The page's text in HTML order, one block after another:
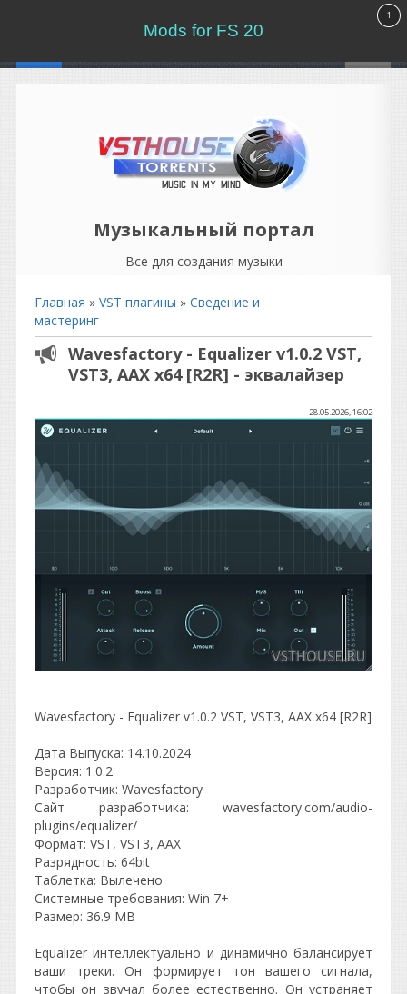
Музыкальный портал
Все для создания музыки
Главная » VST плагины » Сведение и
мастеринг
Wavesfactory - Equalizer v1.0.2 VST,
VST3, AAX х64 [R2R] - эквалайзер
28.05.2026, 16:02
Wavesfactory - Equalizer v1.0.2 VST, VST3, AAX х64 [R2R]
Дата Выпуска: 14.10.2024
Версия: 1.0.2
Разработчик: Wavesfactory
Сайт разработчика: wavesfactory.com/audio-
plugins/equalizer/
Формат: VST, VST3, AAX
Разрядность: 64bit
Таблетка: Вылечено
Системные требования: Win 7+
Размер: 36.9 MB
Equalizer интеллектуально и динамично балансирует
ваши треки. Он формирует тон вашего сигнала,
чтобы он звучал более естественно. Он устраняет
Mods for FS 20